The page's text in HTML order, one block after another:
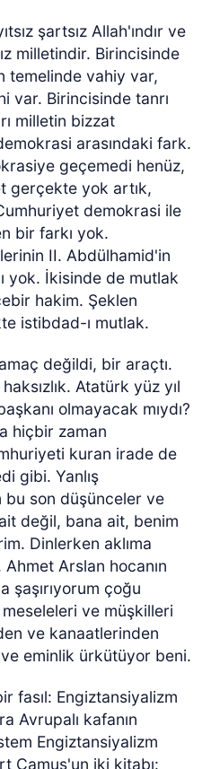
şartsız Allah'ındır ve
milletindir. Birincisinde
temelinde vahiy var,
var. Birincisinde tanrı
milletin bizzat
arasındaki fark.
geçemedi henüz,
gerçekte yok artık,
demokrasi ile
bir farkı yok.
II. Abdülhamid'in
yok. İkisinde de mutlak
hakim. Şeklen
istibdad-ı mutlak.
değildi, bir araçtı.
Atatürk yüz yıl
olmayacak mıydı?
hiçbir zaman
kuran irade de
gibi. Yanlış
bu son düşünceler ve
değil, bana ait, benim
Dinlerken aklıma
Arslan hocanın
şaşırıyorum çoğu
ve müşkilleri
ve kanaatlerinden
eminlik ürkütüyor beni.
fasıl: Engiztansiyalizm
Avrupalı kafanın
Engiztansiyalizm
Camus'un iki kitabı: